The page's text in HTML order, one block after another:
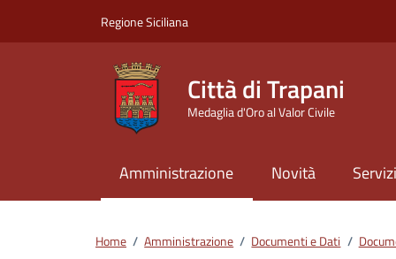
Regione Siciliana
Città di Trapani
Medaglia d'Oro al Valor Civile
Amministrazione Novità Servizi
Home / Amministrazione / Documenti e Dati /